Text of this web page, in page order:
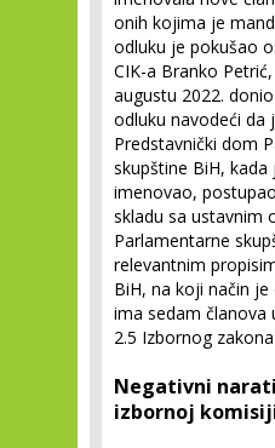
onih kojima je
odluku je pokušao
CIK-a Branko
augustu 2022.
odluku navodeći da
Predstavnički dom
skupštine BiH,
imenovao,
skladu sa ustavnim
Parlamentarne
relevantnim
BiH, na koji način
ima sedam članova
2.5 Izbornog zakona
Negativni
izbornoj